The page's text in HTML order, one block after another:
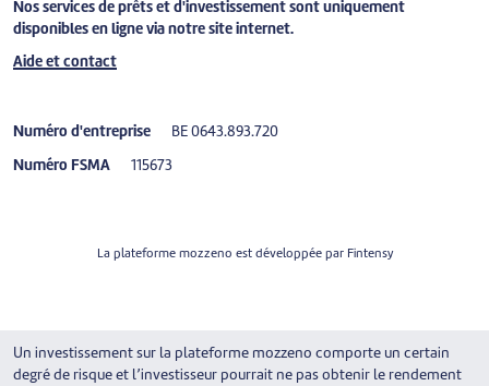
Numéro d'entreprise BE 0643.893.720
Numéro FSMA 115673
Nos services de prêts et d'investissement sont uniquement
disponibles en ligne via notre site internet.
Aide et contact
La plateforme mozzeno est développée par Fintensy
Un investissement sur la plateforme mozzeno comporte un certain
degré de risque et l’investisseur pourrait ne pas obtenir le rendement